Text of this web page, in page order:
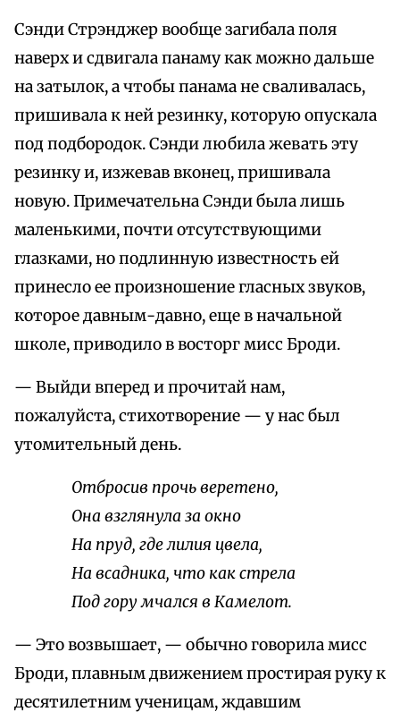
Сэнди Стрэнджер вообще загибала поля
наверх и сдвигала панаму как можно дальше
на затылок, а чтобы панама не сваливалась,
пришивала к ней резинку, которую опускала
под подбородок. Сэнди любила жевать эту
резинку и, изжевав вконец, пришивала
новую. Примечательна Сэнди была лишь
маленькими, почти отсутствующими
глазками, но подлинную известность ей
принесло ее произношение гласных звуков,
которое давным-давно, еще в начальной
школе, приводило в восторг мисс Броди.
— Выйди вперед и прочитай нам,
пожалуйста, стихотворение — у нас был
утомительный день.
Отбросив прочь веретено,
Она взглянула за окно
На пруд, где лилия цвела,
На всадника, что как стрела
Под гору мчался в Камелот.
— Это возвышает, — обычно говорила мисс
Броди, плавным движением простирая руку к
десятилетним ученицам, ждавшим